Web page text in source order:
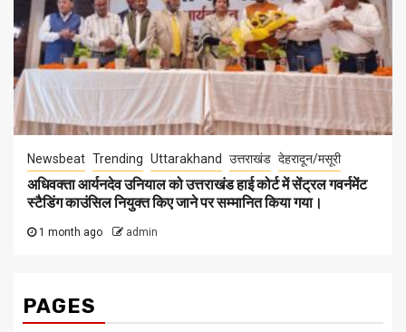
Newsbeat Trending Uttarakhand उत्तराखंड देहरादून/मसूरी
अधिवक्ता आर्यनदेव उनियाल को उत्तराखंड हाई कोर्ट में सेंट्रल गवर्नमेंट
स्टैडिंग काउंसिल नियुक्त किए जाने पर सम्मानित किया गया।
1 month ago admin
PAGES